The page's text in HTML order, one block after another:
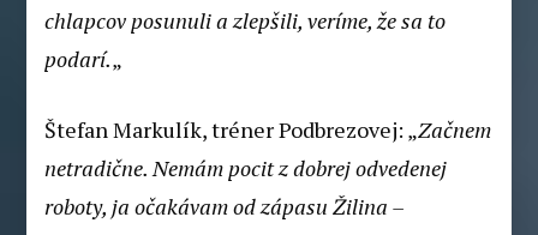
chlapcov posunuli a zlepšili, veríme, že sa to
podarí.„
Štefan Markulík, tréner Podbrezovej: „Začnem
netradične. Nemám pocit z dobrej odvedenej
roboty, ja očakávam od zápasu Žilina –